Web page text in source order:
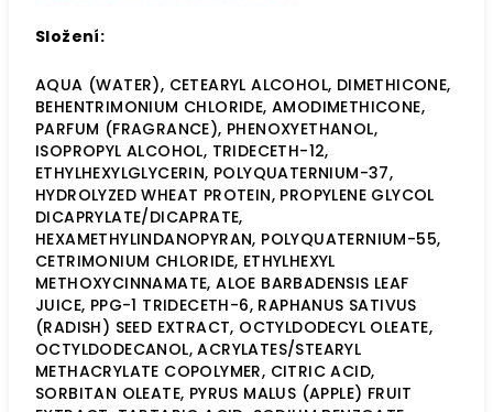
Složení:
AQUA (WATER), CETEARYL ALCOHOL, DIMETHICONE,
BEHENTRIMONIUM CHLORIDE, AMODIMETHICONE,
PARFUM (FRAGRANCE), PHENOXYETHANOL,
ISOPROPYL ALCOHOL, TRIDECETH-12,
ETHYLHEXYLGLYCERIN, POLYQUATERNIUM-37,
HYDROLYZED WHEAT PROTEIN, PROPYLENE GLYCOL
DICAPRYLATE/DICAPRATE,
HEXAMETHYLINDANOPYRAN, POLYQUATERNIUM-55,
CETRIMONIUM CHLORIDE, ETHYLHEXYL
METHOXYCINNAMATE, ALOE BARBADENSIS LEAF
JUICE, PPG-1 TRIDECETH-6, RAPHANUS SATIVUS
(RADISH) SEED EXTRACT, OCTYLDODECYL OLEATE,
OCTYLDODECANOL, ACRYLATES/STEARYL
METHACRYLATE COPOLYMER, CITRIC ACID,
SORBITAN OLEATE, PYRUS MALUS (APPLE) FRUIT